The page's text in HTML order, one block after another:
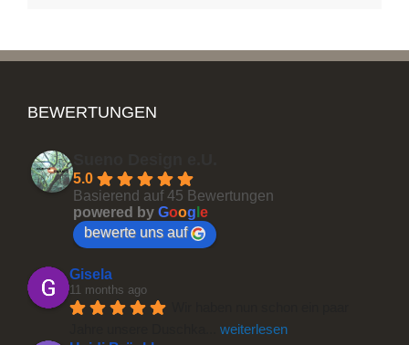
BEWERTUNGEN
5.0
Basierend auf 45 Bewertungen
powered by Goog e
bewerte uns auf
Gisela
11 months ago
weiterlesen